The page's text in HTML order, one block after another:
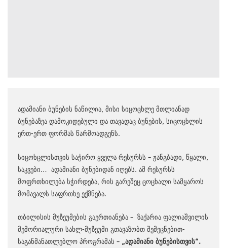
ადამიანი ბუნების ნაწილია, მისი სიცოცხლე მთლიანად
ბუნებაზეა დამოკიდებული და თავადაც ბუნების, სიცოცხლის
ერთ-ერთ ფორმას წარმოადგენს.
სიცოხცლისთვის საჭირო ყველა რესურსს – ჟანგბადი, წყალი,
საკვები… ადამიანი ბუნებიდან იღებს. ამ რესურსს
მოფრთხილება სჭირდება, რის გარეშეც ცოცხალი სამყაროს
მომავალს საფრთხე ექმნება.
თბილისის მუზეუმების გაერთიანება – ზაქარია ფალიაშვილის
მემორიალური სახლ-მუზეუმი გთავაზობთ შემეცნებით-
საგანმანათლებლო პროგრამას – „ადამიანი ბუნებისთვის“.